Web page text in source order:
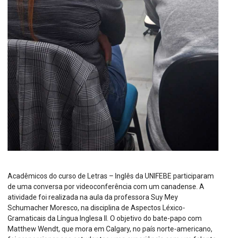
Acadêmicos do curso de Letras – Inglês da UNIFEBE participaram
de uma conversa por videoconferência com um canadense. A
atividade foi realizada na aula da professora Suy Mey
Schumacher Moresco, na disciplina de Aspectos Léxico-
Gramaticais da Língua Inglesa II. O objetivo do bate-papo com
Matthew Wendt, que mora em Calgary, no país norte-americano,